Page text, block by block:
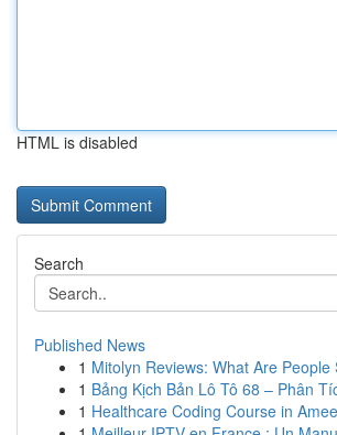
HTML is disabled
Search
Published News
1 Mitolyn Reviews: What Are People
1 Bảng Kịch Bản Lô Tô 68 – Phân
1 Healthcare Coding Course in